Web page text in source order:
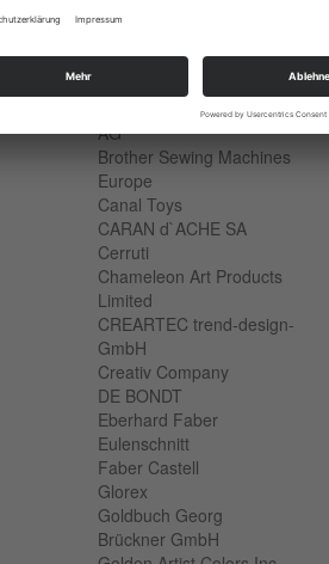
AMI Material International
baby lock Consuendi
BERNINA International
AG
Brother Sewing Machines
Europe
Canal Toys
CARAN d`ACHE SA
Cerruti
Chameleon Art Products
Limited
CREARTEC trend-design-
GmbH
Creativ Company
DE BONDT
Eberhard Faber
Eulenschnitt
Faber Castell
Glorex
Goldbuch Georg
Brückner GmbH